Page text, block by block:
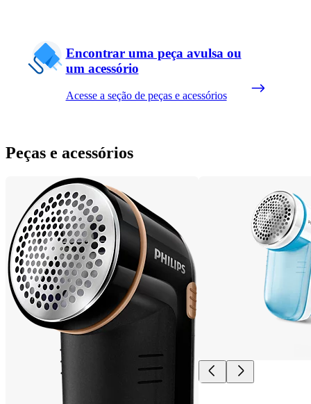
Encontrar uma peça avulsa ou
um acessório
Acesse a seção de peças e acessórios
Peças e acessórios